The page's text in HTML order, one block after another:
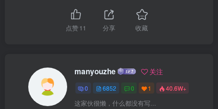
务工作。推动网上政务服务平台向基层延伸工作，开设乡镇（街道）
政务服务页面，发布乡镇（街道）政务服务事项清单和办事指南，开
国家平台互联互通，实现企业和群众网上办事”一次认证、全省漫游”。
(二)推动政务服务事项网上办理。按照“应上尽上、全程在线”的原则，
切实提高政务服务事项网上“可办率”，
点赞11 分享 收藏
manyouzhe 关注
0 6852 0 1 40.6W+
这家伙很懒，什么都没有写...